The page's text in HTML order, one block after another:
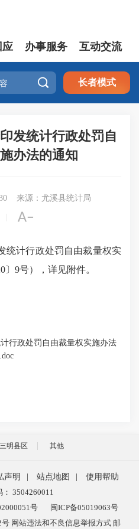
应 办事服务 互动交流
 长者模式
发统计行政处罚自
办法的通知
来源：尤溪县统计局

计行政处罚自由裁量权实
9号），详见附件。
行政处罚自由裁量权实施办法
三明县区 其他
声明 站点地图
使用帮助
： 3504260011
号
闽ICP备05019063号
网站违法和不良信息举报方式 邮